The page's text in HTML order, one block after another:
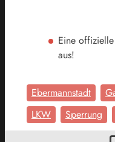
Eine
aus!
Ebermannstadt
LKW
Sperrung